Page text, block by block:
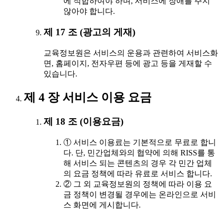
않아야 합니다.
제 17 조 (광고의 게재)
교육정보원은 서비스의 운용과 관련하여 서비스화
면, 홈페이지, 전자우편 등에 광고 등을 게재할 수
있습니다.
제 4 장 서비스 이용 요금
제 18 조 (이용요금)
① 서비스 이용료는 기본적으로 무료로 합니
다. 단, 민간업체와의 협약에 의해 RISS를 통
해 서비스 되는 콘텐츠의 경우 각 민간 업체
의 요금 정책에 따라 유료로 서비스 합니다.
② 그 외 교육정보원의 정책에 따라 이용 요
금 정책이 변경될 경우에는 온라인으로 서비
스 화면에 게시합니다.